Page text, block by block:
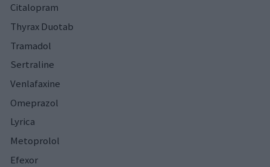
Citalopram
Thyrax Duotab
Tramadol
Sertraline
Venlafaxine
Omeprazol
Lyrica
Metoprolol
Efexor